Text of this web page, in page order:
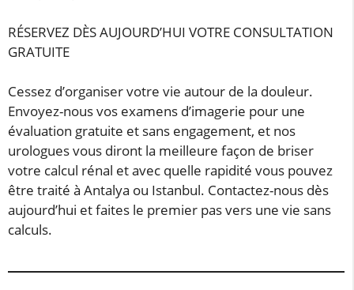
RÉSERVEZ DÈS AUJOURD’HUI VOTRE CONSULTATION
GRATUITE
Cessez d’organiser votre vie autour de la douleur.
Envoyez-nous vos examens d’imagerie pour une
évaluation gratuite et sans engagement, et nos
urologues vous diront la meilleure façon de briser
votre calcul rénal et avec quelle rapidité vous pouvez
être traité à Antalya ou Istanbul. Contactez-nous dès
aujourd’hui et faites le premier pas vers une vie sans
calculs.